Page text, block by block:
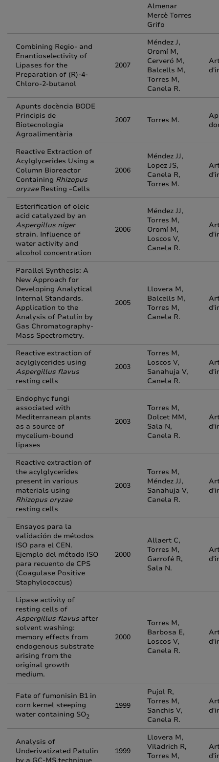
Almenar
Mercè Torres
Grifo
Combining Regio- and
Enantioselectivity of
Lipases for the
Preparation of (R)-4-
Chloro-2-butanol
2007
Méndez J,
Oromí M,
Cerveró M,
Balcells M,
Torres M,
Canela R.
Apunts docència BODE
Principis de
Biotecnologia
Agroalimentària
2007 Torres M.
Reactive Extraction of
Acylglycerides Using a
Column Bioreactor
Containing Rhizopus
oryzaeResting –Cells
2006
Méndez JJ,
Lopez JS,
Canela R,
Torres M.
Esterification of oleic
acid catalyzed by an
Aspergillus niger
strain. Influence of
water activity and
alcohol concentration
2006
Méndez JJ,
Torres M,
Oromí M,
Loscos V,
Canela R.
Parallel Synthesis: A
New Approach for
Developing Analytical
Internal Standards.
Application to the
Analysis of Patulin by
Gas Chromatography-
Mass Spectrometry.
2005
Llovera M,
Balcells M,
Torres M,
Canela R.
Reactive extraction of
acylglycerides using
Aspergillus flavus
resting cells
2003
Torres M,
Loscos V,
Sanahuja V,
Canela R.
Endophyc fungi
associated with
Mediterranean plants
as a source of
mycelium-bound
lipases
2003
Torres M,
Dolcet MM,
Sala N,
Canela R.
Reactive extraction of
the acylglycerides
present in various
materials using
Rhizopus oryzae
resting cells
2003
Torres M,
Méndez JJ,
Sanahuja V,
Canela R.
Ensayos para la
validación de métodos
ISO para el CEN.
Ejemplo del método ISO
para recuento de CPS
(Coagulase Positive
Staphylococcus)
2000
Allaert C,
Torres M,
Garrofé R,
Sala N.
Lipase activity of
resting cells of
Aspergillus flavus after
solvent washing:
memory effects from
endogenous substrate
arising from the
original growth
medium.
2000
Torres M,
Barbosa E,
Loscos V,
Canela R.
Fate of fumonisin B1 in
corn kernel steeping
water containing SO2
1999
Pujol R,
Torres M,
Sanchis V,
Canela R.
Analysis of
Underivatizated Patulin
1999
Llovera M,
Viladrich R,
Torres M,